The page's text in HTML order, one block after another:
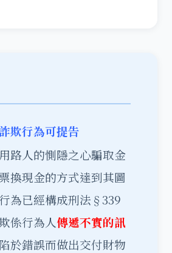
欺行為可提告
路人的惻隱之心騙取金
換現金的方式達到其圖
為已經構成刑法§339
係行為人傳遞不實的訊
於錯誤而做出交付財物